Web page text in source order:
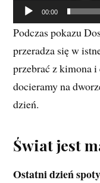
00:00
Podczas pokazu
przeradza się w
przebrać z kimona
docieramy na
dzień.
Świat jest
Ostatni dzień